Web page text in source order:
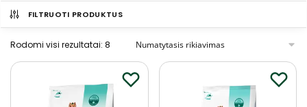
FILTRUOTI PRODUKTUS
Rodomi visi rezultatai: 8